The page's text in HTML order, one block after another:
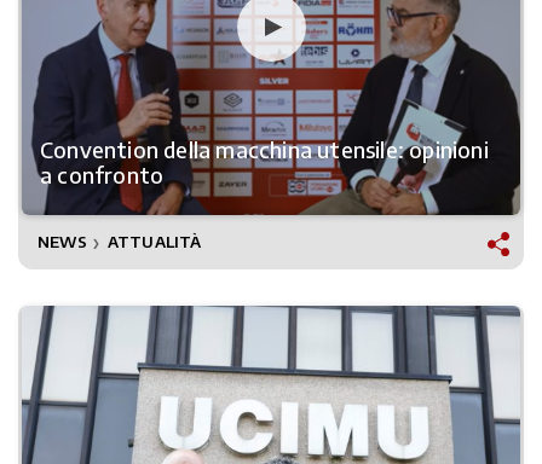
Convention della macchina utensile: opinioni
a confronto
NEWS ❯ ATTUALITÀ